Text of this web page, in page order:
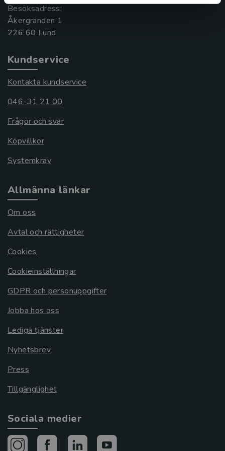
Besöksadress:
Åkergränden 1
Kundservice
Kontakta kundservice
046-31 21 00
Frågor och svar
Köpvillkor
Systemkrav
Allmänna länkar
Om oss
Avtal och rättigheter
Cookies
Cookieinställningar
GDPR och personuppgifter
Jobba hos oss
Lediga tjänster
Nyhetsbrev
Press
Tillgänglighet
Sociala medier